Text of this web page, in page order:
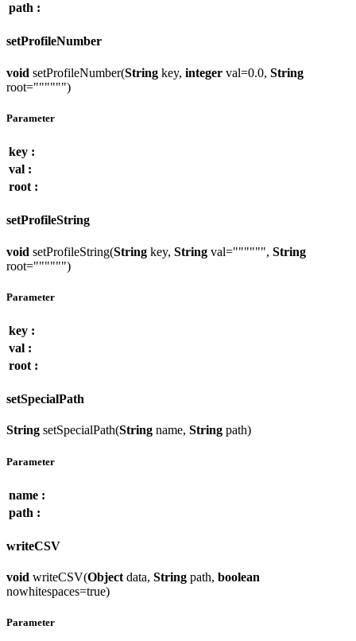
path :
setProfileNumber
void setProfileNumber(String key, integer val=0.0, String
root="""""")
Parameter
key :
val :
root :
setProfileString
void setProfileString(String key, String val="""""", String
root="""""")
Parameter
key :
val :
root :
setSpecialPath
String setSpecialPath(String name, String path)
Parameter
name :
path :
writeCSV
void writeCSV(Object data, String path, boolean
nowhitespaces=true)
Parameter